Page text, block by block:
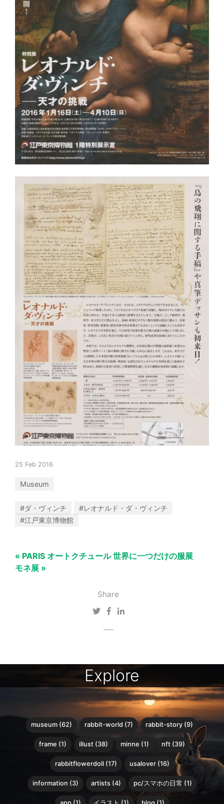
Share
25 Feb 2016
Museum
#ダ・ヴィンチ
#レオナルド・ダ・ヴィンチ
#江戸東京博物館
« PARIS オートクチュール 世界に一つだけの服展
モネ展 »
Explore
museum (62) rabbit-world (7) rabbit-story (9)
frame (1) illust (38) minne (1) nft (39)
rabbitflowerdoll (17) usalover (16)
information (3) artists (4) pc/スマホの日常 (1)